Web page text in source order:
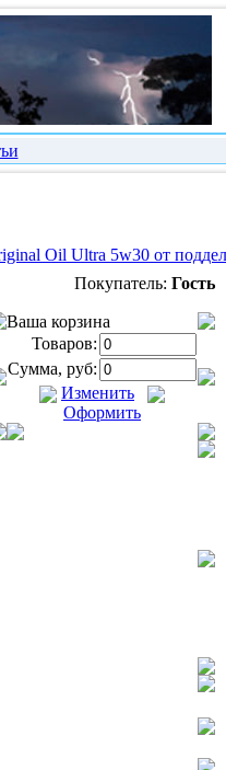
Oil Ultra 5w30 от
Покупатель: Гость
Ваша корзина
Товаров:
Сумма, руб:
Изменить
Оформить